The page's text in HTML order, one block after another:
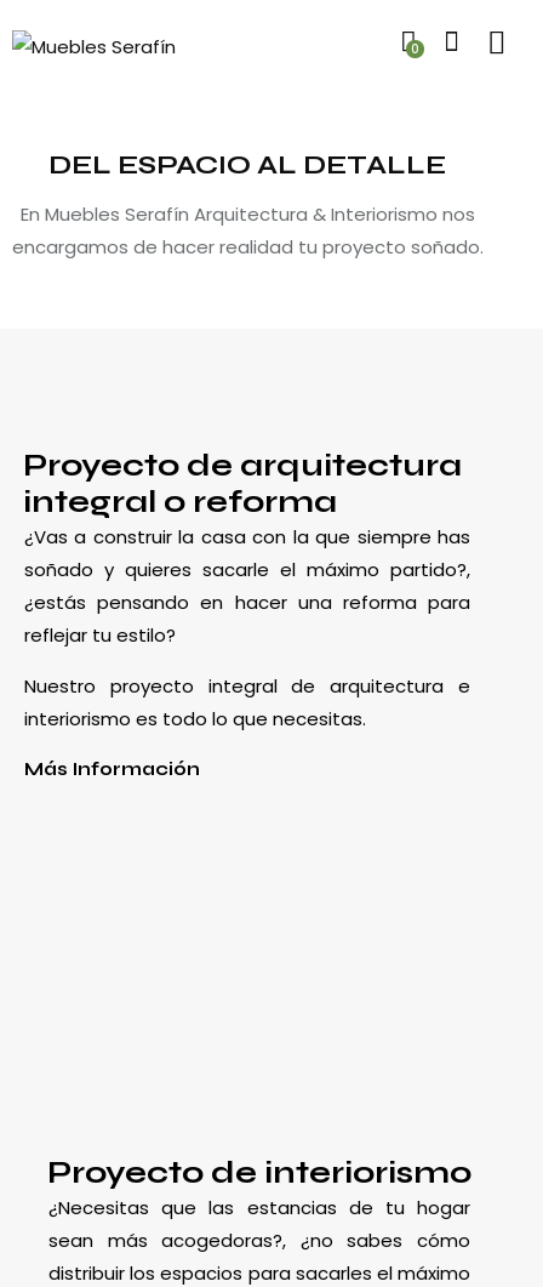
0
DEL ESPACIO AL DETALLE
En Muebles Serafín Arquitectura & Interiorismo nos
encargamos de hacer realidad tu proyecto soñado.
Proyecto de arquitectura
integral o reforma
¿Vas a construir la casa con la que siempre has
soñado y quieres sacarle el máximo partido?,
¿estás pensando en hacer una reforma para
reflejar tu estilo?
Nuestro proyecto integral de arquitectura e
interiorismo es todo lo que necesitas.
Más Información
Proyecto de interiorismo
¿Necesitas que las estancias de tu hogar
sean más acogedoras?, ¿no sabes cómo
distribuir los espacios para sacarles el máximo